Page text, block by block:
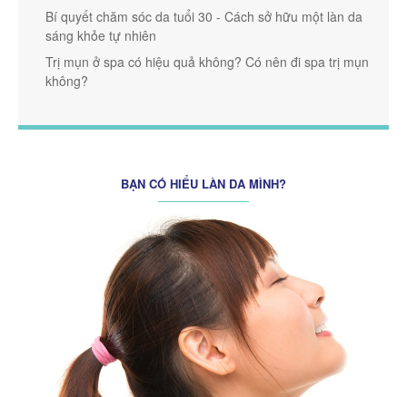
Bí quyết chăm sóc da tuổi 30 - Cách sở hữu một làn da
sáng khỏe tự nhiên
Trị mụn ở spa có hiệu quả không? Có nên đi spa trị mụn
không?
BẠN CÓ HIỂU LÀN DA MÌNH?